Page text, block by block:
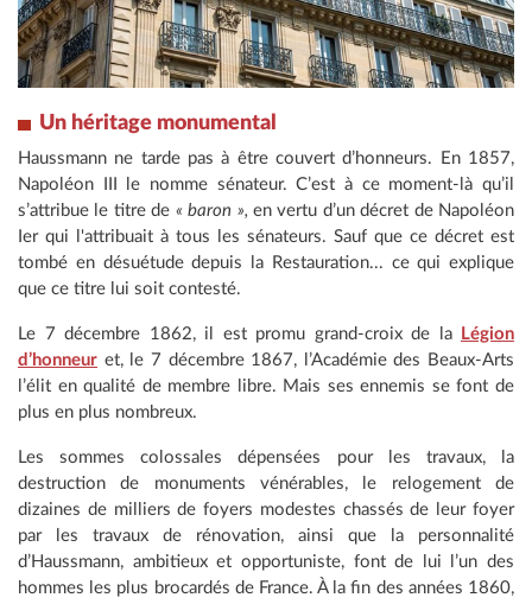
Un héritage monumental
Haussmann ne tarde pas à être couvert d’honneurs. En 1857,
Napoléon III le nomme sénateur. C’est à ce moment-là qu’il
s’attribue le titre de « baron », en vertu d’un décret de Napoléon
Ier qui l'attribuait à tous les sénateurs. Sauf que ce décret est
tombé en désuétude depuis la Restauration... ce qui explique
que ce titre lui soit contesté.
Le 7 décembre 1862, il est promu grand-croix de la
Légion
d’honneur et, le 7 décembre 1867, l’Académie des Beaux-Arts
l’élit en qualité de membre libre. Mais ses ennemis se font de
plus en plus nombreux.
Les sommes colossales dépensées pour les travaux, la
destruction de monuments vénérables, le relogement de
dizaines de milliers de foyers modestes chassés de leur foyer
par les travaux de rénovation, ainsi que la personnalité
d’Haussmann, ambitieux et opportuniste, font de lui l’un des
hommes les plus brocardés de France. À la fin des années 1860,